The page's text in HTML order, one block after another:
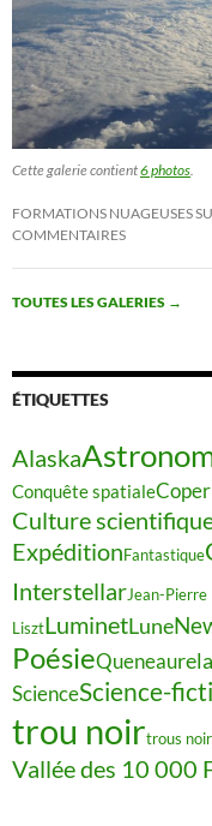
Cette galerie contient6 photos
FORMATIONS NUAGEUSES
COMMENTAIRES
TOUTES LES GALERIES →
ÉTIQUETTES
Alaska
Conquête spatiale
Culture
ExpéditionFantastique
InterstellarJean-
LisztLuminetLune
PoésieQueneau
ScienceScience-
trou noirtrous
Vallée des 10 000